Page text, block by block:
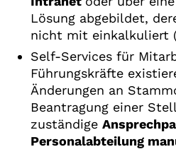
Lösung abgebildet,
nicht mit einkalkuliert
Self-Services für
Führungskräfte
Änderungen an
Beantragung einer
zuständige
Personalabteilung